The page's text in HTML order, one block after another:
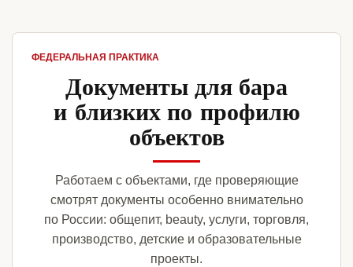
ФЕДЕРАЛЬНАЯ ПРАКТИКА
Документы для бара
и близких по профилю
объектов
Работаем с объектами, где проверяющие
смотрят документы особенно внимательно
по России: общепит, beauty, услуги, торговля,
производство, детские и образовательные
проекты.